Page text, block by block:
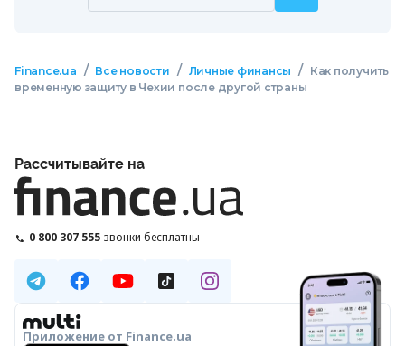
Finance.ua / Все новости / Личные финансы /
Как получить
временную защиту в Чехии после другой страны
Рассчитывайте на
0 800 307 555 звонки бесплатны
Приложение от Finance.ua